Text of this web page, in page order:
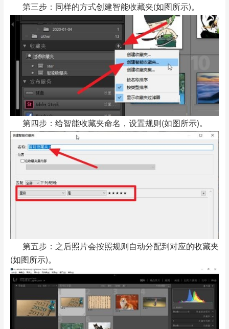
第三步：同样的方式创建智能收藏夹(如图所示)。
第四步：给智能收藏夹命名，设置规则(如图所示)。
第五步：之后照片会按照规则自动分配到对应的收藏夹
(如图所示)。